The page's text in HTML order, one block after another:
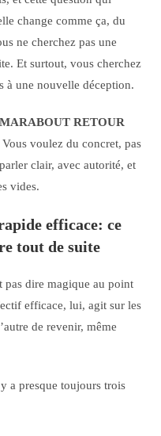
change comme ça, du
ne cherchez pas une
Et surtout, vous cherchez
à une nouvelle déception.
MARABOUT RETOUR
Vous voulez du concret, pas
clair, avec autorité, et
vides.
efficace: ce
tout de suite
pas dire magique au point
efficace, lui, agit sur les
de revenir, même
a presque toujours trois